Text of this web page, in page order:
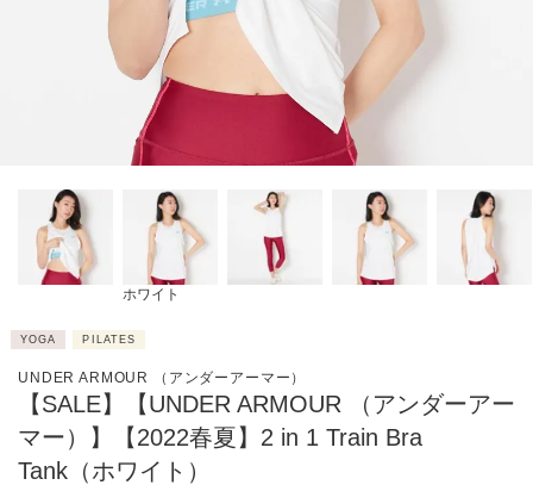
ホワイト
YOGA PILATES
UNDER ARMOUR （アンダーアーマー）
【SALE】【UNDER ARMOUR （アンダーアー
マー）】【2022春夏】2 in 1 Train Bra
Tank（ホワイト）